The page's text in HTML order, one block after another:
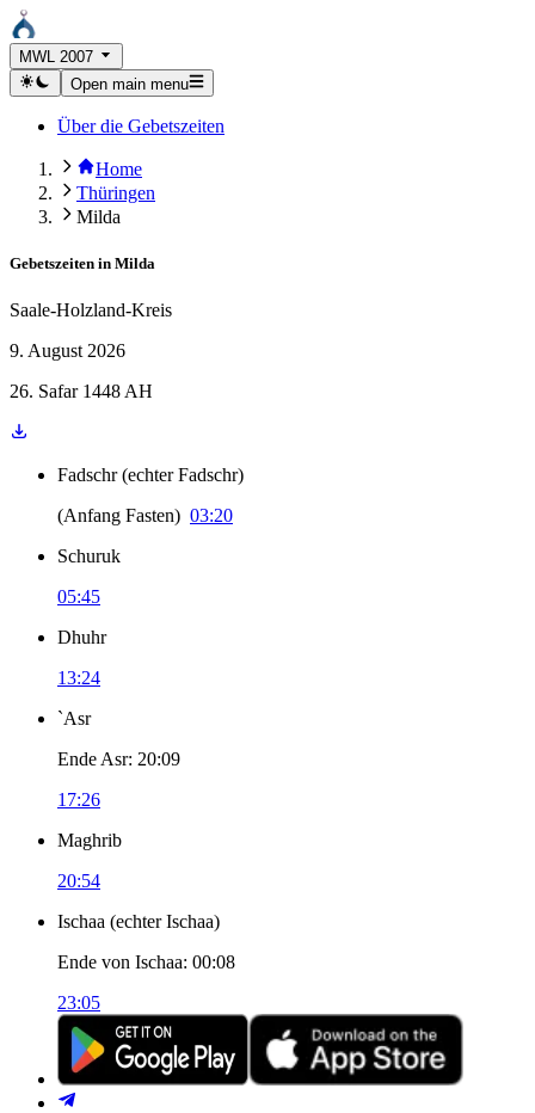
MWL 2007
Open main menu
Über die Gebetszeiten
Home
Thüringen
Milda
Gebetszeiten in Milda
Saale-Holzland-Kreis
9. August 2026
26. Safar 1448 AH
Fadschr (echter Fadschr)
(Anfang Fasten) 03:20
Schuruk
05:45
Dhuhr
13:24
`Asr
Ende Asr: 20:09
17:26
Maghrib
20:54
Ischaa (echter Ischaa)
Ende von Ischaa: 00:08
23:05